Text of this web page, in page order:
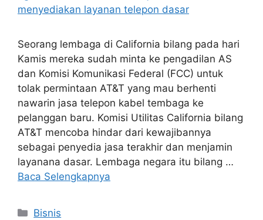
Seorang lembaga di California bilang pada hari
Kamis mereka sudah minta ke pengadilan AS
dan Komisi Komunikasi Federal (FCC) untuk
tolak permintaan AT&T yang mau berhenti
nawarin jasa telepon kabel tembaga ke
pelanggan baru. Komisi Utilitas California bilang
AT&T mencoba hindar dari kewajibannya
sebagai penyedia jasa terakhir dan menjamin
layanana dasar. Lembaga negara itu bilang …
Baca Selengkapnya
Kategori
Bisnis